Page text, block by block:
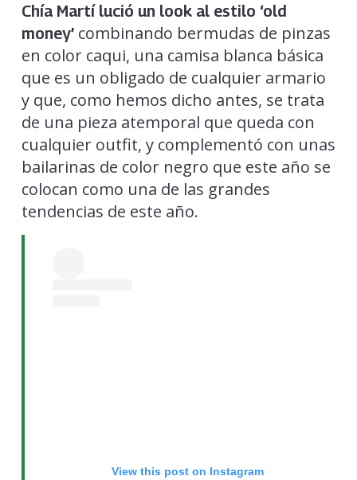
Chía Martí lució un look al estilo ‘old
money’combinando bermudas de pinzas
en color caqui, una camisa blanca básica
que es un obligado de cualquier armario
y que, como hemos dicho antes, se trata
de una pieza atemporal que queda con
cualquier outfit, y complementó con unas
bailarinas de color negro que este año se
colocan como una de las grandes
tendencias de este año.
View this post on Instagram